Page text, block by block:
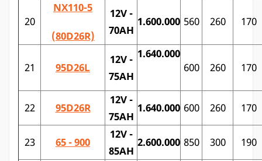
20
NX110-5
(80D26R)
12V -
70AH
1.600.000 560 260 170
21 95D26L
12V -
75AH
1.640.000
600
260 170
22 95D26R
12V -
75AH
1.640.000 600 260 170
23 65 - 900
12V -
85AH
2.600.000 850 300 190